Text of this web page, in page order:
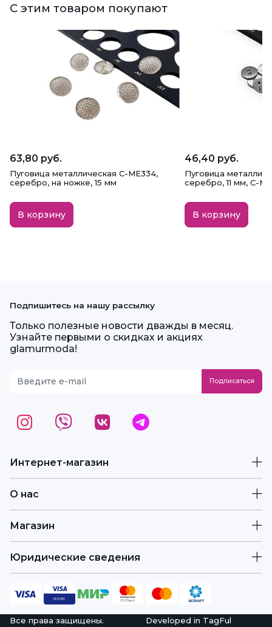
С этим товаром покупают
63,80 руб.
Пуговица металлическая C-ME334,
серебро, на ножке, 15 мм
В корзину
46,40 руб.
Пуговица
серебро, 11 мм, С-
В корзину
Интернет-магазин
О нас
Магазин
Юридические сведения
Подпишитесь на нашу рассылку
Только полезные новости дважды в месяц.
Узнайте первыми о скидках и акциях
glamurmoda!
Все права защищены.
Developed in TagFul